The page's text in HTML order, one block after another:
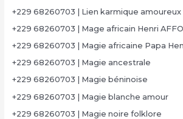
+229 68260703 | Lien karmique amoureux
+229 68260703 | Mage africain Henri
+229 68260703 | Magie africaine Papa
+229 68260703 | Magie ancestrale
+229 68260703 | Magie béninoise
+229 68260703 | Magie blanche amour
+229 68260703 | Magie noire folklore